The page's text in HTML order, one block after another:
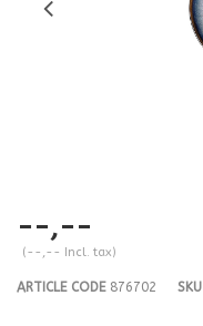
--,--
(--,-- Incl. tax)
ARTICLE CODE876702 SKU